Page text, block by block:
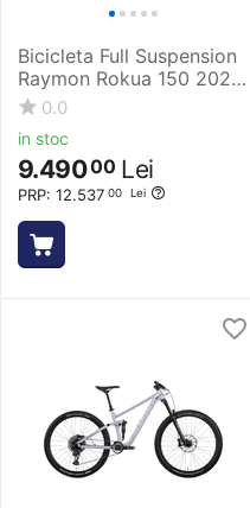
Bicicleta Full Suspension
Raymon Rokua 150 2025
- 29 Inch, M, Alb - Deore
0.0
in stoc
PRP: 12.537 00 Lei
9.49000 Lei